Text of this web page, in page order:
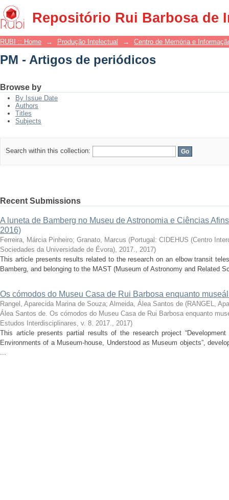
Repositório Rui Barbosa de
PM - Artigos de periódicos
RUBI :: Home → Produção Intelectual → Centro de Memória e
PM - Artigos de periódicos
Browse by
By Issue Date
Authors
Titles
Subjects
Search within this collection:
Recent Submissions
A luneta de Bamberg no Museu de Astronomia e Ciências
2016)
Ferreira, Márcia Pinheiro; Granato, Marcus (Portugal: CIDEHUS (Centro
Sociedades da Universidade de Évora), 2017., 2017)
This article presents results related to the research on an elbow transit
Bamberg, and belonging to the MAST (Museum of Astronomy and Related
Os cómodos do Museu Casa de Rui Barbosa enquanto
Rangel, Aparecida Marina de Souza; Almeida, Álea Santos de (RANGEL,
Álea Santos de. Os cómodos do Museu Casa de Rui Barbosa enquanto
Estudos Interdisciplinares, v. 8. 2017., 2017)
This article presents partial results of the research project
Environments of a Museum-house, Understood as Museum objects”,
...